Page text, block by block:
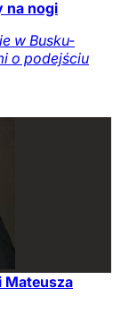
na nogi
w Busku-
o podejściu
Mateusza